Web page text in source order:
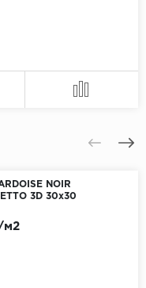
NOIR
3D 30x30
м2